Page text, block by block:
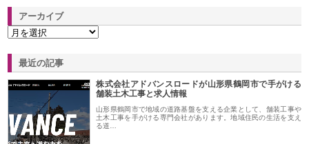
アーカイブ
最近の記事
株式会社アドバンスロードが山形県鶴岡市で手がける
舗装土木工事と求人情報
山形県鶴岡市で地域の道路基盤を支える企業として、舗装工事や
土木工事を手がける専門会社があります。地域住民の生活を支え
る道…